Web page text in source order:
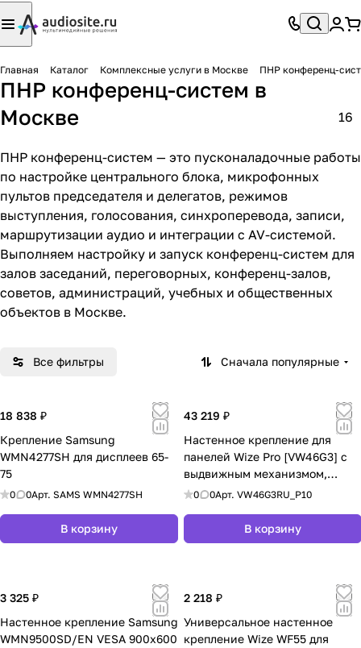
Главная Каталог Комплексные услуги в Москве ПНР конференц-
ПНР конференц-систем в
Москве
16
ПНР конференц-систем — это пусконаладочные работы
по настройке центрального блока, микрофонных
пультов председателя и делегатов, режимов
выступления, голосования, синхроперевода, записи,
маршрутизации аудио и интеграции с AV-системой.
Выполняем настройку и запуск конференц-систем для
залов заседаний, переговорных, конференц-залов,
советов, администраций, учебных и общественных
объектов в Москве.
Все фильтры Сначала популярные
18 838 ₽
Крепление Samsung
WMN4277SH для дисплеев 65-
75
0 0Арт. SAMS WMN4277SH
В корзину
43 219 ₽
Настенное крепление для
панелей Wize Pro [VW46G3] с
выдвижным механизмом,
настенная пластина
in-pop out,55 86, регу-ка
глубины, Max VESA 800x400
горизонт-ое выравн-ие, защ
0 0Арт. VW46G3RU_P10
В корзину
3 325 ₽
Настенное крепление Samsung
WMN9500SD/EN VESA 900x600
2 218 ₽
Универсальное настенное
крепление Wize WF55 для